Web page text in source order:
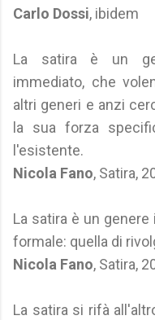
Carlo Dossi, ibidem
La satira è un
immediato, che
altri generi e anzi
la sua forza
l'esistente.
Nicola Fano, Satira,
La satira è un
formale: quella di
Nicola Fano, Satira,
La satira si rifà